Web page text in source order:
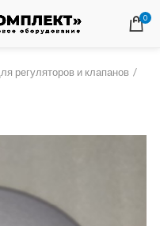
0
регуляторов и клапанов